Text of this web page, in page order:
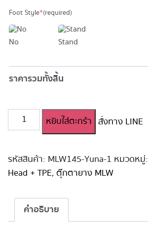
Foot Style*(required)
No Stand
ราคารวมทั้งสิ้น
จำนวน
ตุ๊กตา
น่า
รัก
หยิบใส่ตะกร้า สั่งทาง LINE
รหัสสินค้า: MLW145-Yuna-1 หมวดหมู่:
Head + TPE, ตุ๊กตายาง MLW
คำอธิบาย